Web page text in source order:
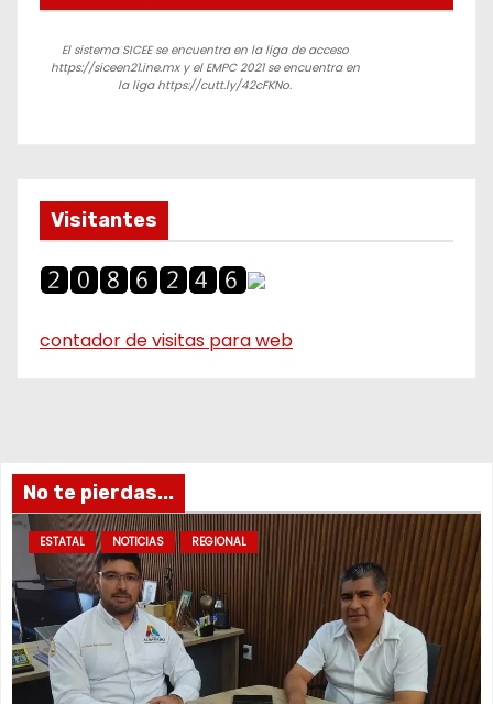
El sistema SICEE se encuentra en la liga de acceso
https://siceen21.ine.mx y el EMPC 2021 se encuentra en
la liga https://cutt.ly/42cFKNo.
Visitantes
contador de visitas para web
No te pierdas...
ESTATAL NOTICIAS REGIONAL